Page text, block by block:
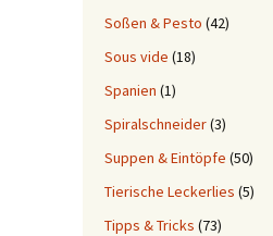
Soßen & Pesto (42)
Sous vide (18)
Spanien (1)
Spiralschneider(3)
Suppen & Eintöpfe (50)
Tierische Leckerlies (5)
Tipps & Tricks (73)